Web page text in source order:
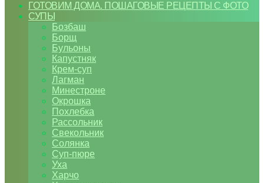
ГОТОВИМ ДОМА. ПОШАГОВЫЕ РЕЦЕПТЫ С ФОТО
СУПЫ
Бозбаш
Борщ
Бульоны
Капустняк
Крем-суп
Лагман
Минестроне
Окрошка
Похлебка
Рассольник
Свекольник
Солянка
Суп-пюре
Уха
Харчо